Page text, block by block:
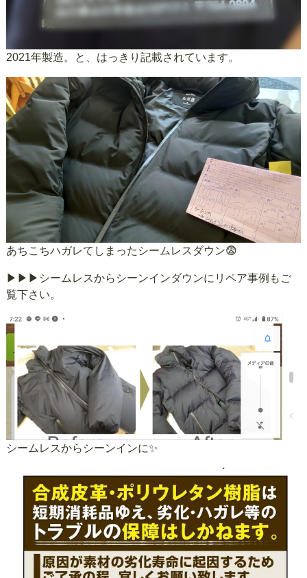
2021年製造。と、はっきり記載されています。
あちこちハガレてしまったシームレスダウン😨
▶ ▶▶シームレスからシーンインダウンにリペア事例もご
覧下さい。
シームレスからシーンインに✨